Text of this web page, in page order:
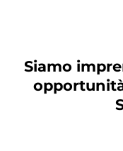
Siamo